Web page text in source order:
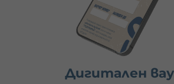
Дигитален